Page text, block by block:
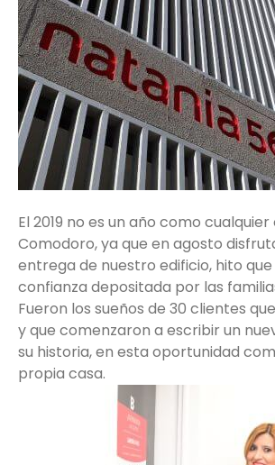
El 2019 no es un año como
Comodoro, ya que en agosto
entrega de nuestro edificio, hito
confianza depositada por las
Fueron los sueños de 30 clientes
y que comenzaron a escribir un
su historia, en esta oportunidad
propia casa.